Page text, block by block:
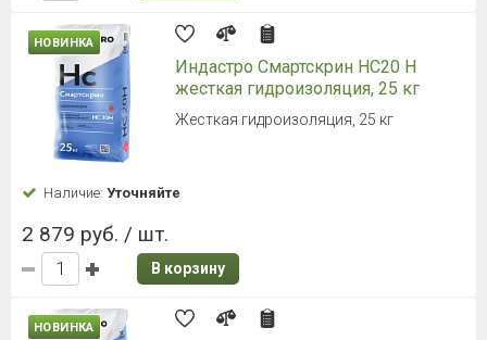
НОВИНКА
Индастро Смартскрин HC20 H
жесткая гидроизоляция, 25 кг
Жесткая гидроизоляция, 25 кг
Наличие: Уточняйте
2 879 руб. / шт.
В корзину
НОВИНКА